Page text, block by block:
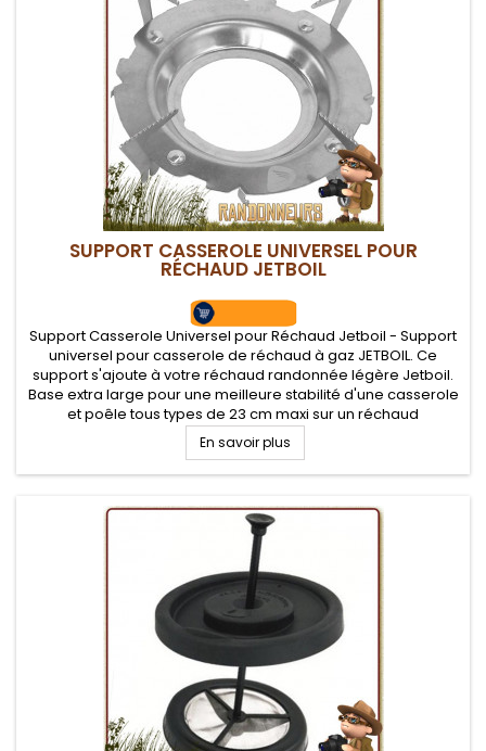
SUPPORT CASSEROLE UNIVERSEL POUR
RÉCHAUD JETBOIL
Support Casserole Universel pour Réchaud Jetboil - Support
universel pour casserole de réchaud à gaz JETBOIL. Ce
support s'ajoute à votre réchaud randonnée légère Jetboil.
Base extra large pour une meilleure stabilité d'une casserole
et poêle tous types de 23 cm maxi sur un réchaud
randonnée légère Jetboil
En savoir plus